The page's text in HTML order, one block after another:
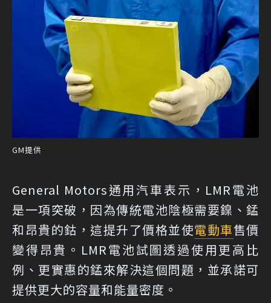
GM提供
General Motors通用汽車表示，LMR電池
是一項突破，因為傳統電池陰極需要鎳、錳
和昂貴的鈷，這提升了價格並使電動車售價
變得昂貴。LMR電池試圖透過使用更高比
例、更實惠的錳來解決這個問題，並承諾可
提供更大的容量和能量密度。